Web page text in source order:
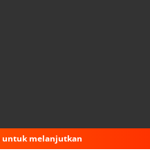
untuk melanjutkan